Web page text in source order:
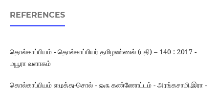
REFERENCES
தொல்காப்பியம் - தொல்காப்பியர் தமிழண்ணல் (பதி) – 140 : 2017 -
மயூரா வளாகம்
தொல்காப்பியம் எழுத்து-சொல் - ஒரு கண்ணோட்டம் - அரங்கசாமி.இரா -